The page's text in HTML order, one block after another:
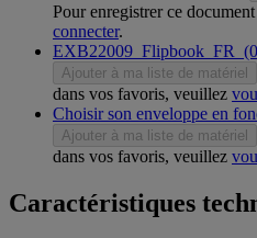
Pour enregistrer ce
connecter.
Ajouter à ma liste de matériel
dans vos favoris, veuillez
Choisir son enveloppe en
Ajouter à ma liste de matériel
dans vos favoris, veuillez
Caractéristiques